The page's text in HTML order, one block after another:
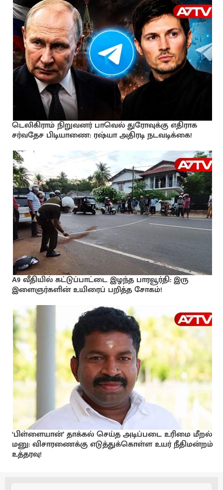
டெலிகிராம் நிறுவனர் பாவெல் துரோவுக்கு எதிராக
சர்வதேச பிடியாணை: ரஷ்யா அதிரடி நடவடிக்கை!
A9 வீதியில் கட்டுப்பாட்டை இழந்த பாரவூர்தி: இரு
இளைஞர்களின் உயிரைப் பறித்த சோகம்!
‘பிள்ளையான்’ தாக்கல் செய்த அடிப்படை உரிமை மீறல்
மனு: விசாரணைக்கு எடுத்துக்கொள்ள உயர் நீதிமன்றம்
உத்தரவு!